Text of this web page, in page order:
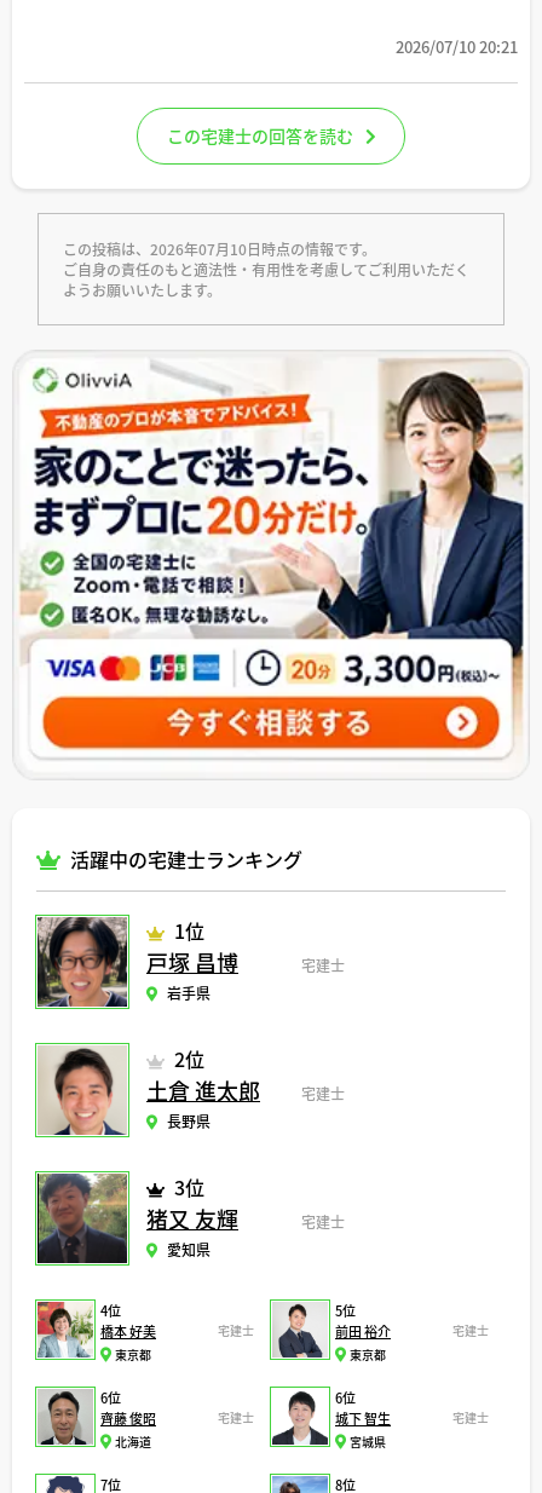
2026/07/10 20:21
この宅建士の回答を読む
この投稿は、2026年07月10日時点の情報です。
ご自身の責任のもと適法性・有用性を考慮してご利用いただく
ようお願いいたします。
活躍中の宅建士ランキング
1位
戸塚 昌博
宅建士
岩手県
2位
土倉 進太郎
宅建士
長野県
3位
猪又 友輝
宅建士
愛知県
4位
橋本 好美
宅建士
東京都
5位
前田 裕介
宅建士
東京都
6位
齊藤 俊昭
宅建士
北海道
6位
城下 智生
宅建士
宮城県
7位 8位